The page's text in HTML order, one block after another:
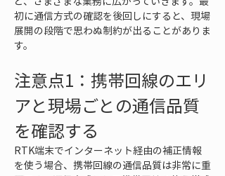
初に通信方式の確認を後回しにすると、現場
展開の段階で思わぬ制約が出ることがありま
す。
注意点1：携帯回線のエリ
アと現場ごとの通信品質
を確認する
RTK端末でインターネット経由の補正情報
を使う場合、携帯回線の通信品質は非常に重